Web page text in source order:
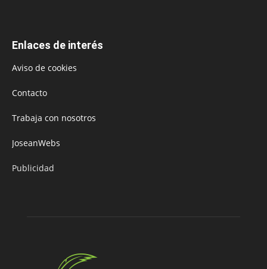
Enlaces de interés
Aviso de cookies
Contacto
Trabaja con nosotros
JoseanWebs
Publicidad